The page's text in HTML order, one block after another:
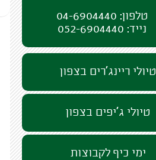
טלפון: 04-6904440
נייד: 052-6904440
טיולי ריינג'רים בצפון
טיולי ג'יפים בצפון
ימי כיף לקבוצות